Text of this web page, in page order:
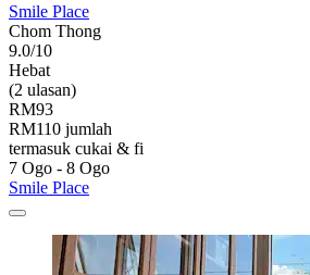
Smile Place
Chom Thong
9.0/10
Hebat
(2 ulasan)
RM93
RM110 jumlah
termasuk cukai & fi
7 Ogo - 8 Ogo
Smile Place